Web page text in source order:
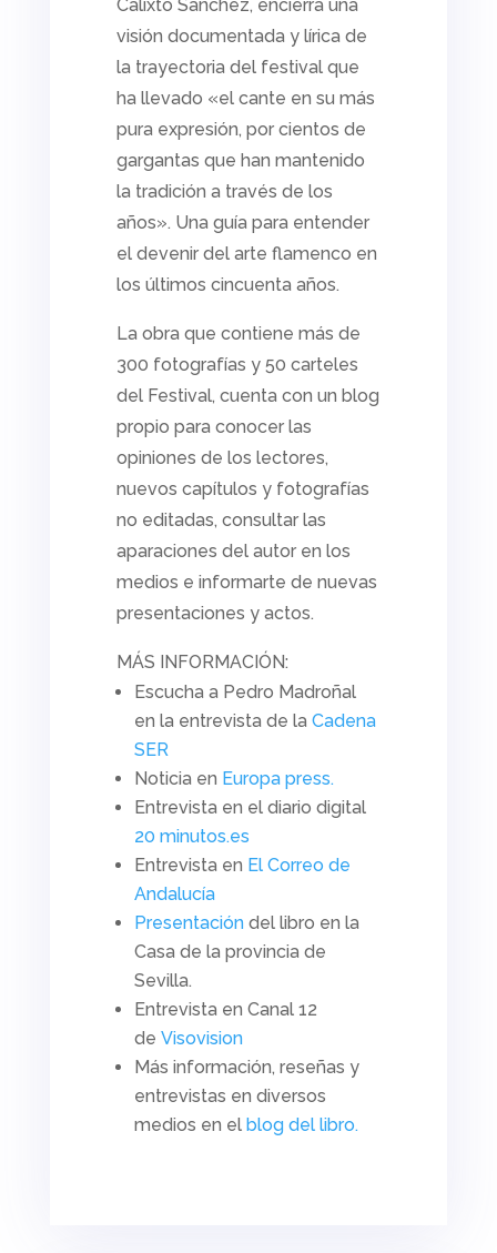
Calixto Sánchez, encierra una
visión documentada y lírica de
la trayectoria del festival que
ha llevado «el cante en su más
pura expresión, por cientos de
gargantas que han mantenido
la tradición a través de los
años». Una guía para entender
el devenir del arte flamenco en
los últimos cincuenta años.
La obra que contiene más de
300 fotografías y 50 carteles
del Festival, cuenta con un blog
propio para conocer las
opiniones de los lectores,
nuevos capítulos y fotografías
no editadas, consultar las
aparaciones del autor en los
medios e informarte de nuevas
presentaciones y actos.
MÁS INFORMACIÓN:
Escucha a Pedro Madroñal
en la entrevista de la Cadena
SER
Noticia en Europa press.
Entrevista en el diario digital
20 minutos.es
Entrevista en El Correo de
Andalucía
Presentacióndel libro en la
Casa de la provincia de
Sevilla.
Entrevista en Canal 12
de Visovision
Más información, reseñas y
entrevistas en diversos
medios en el blog del libro.